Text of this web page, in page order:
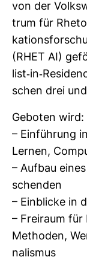
von der
trum für
(RHET AI)
list-​in-​
schen drei
Geboten wird:
– Ein­füh­rung
Lernen,
– Aufbau
schenden
– Ein­blicke in
– Frei­raum
Methoden,
na­lismus